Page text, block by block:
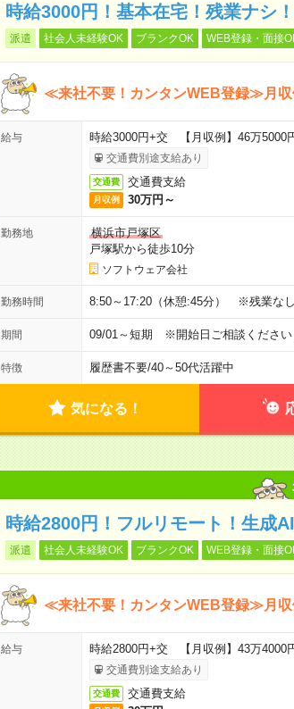
時給3000円！基本在宅！残業ナシ
派遣 社会人未経験OK ブランクOK WEB登録・面接
≪来社不要！カンタンWEB登録≫月収
給与 時給3000円+交 【月収例】46万5000
交通費別途支給あり
交通費 交通費支給
月収例 30万円～
勤務地
横浜市戸塚区
戸塚駅から徒歩10分
ソフトウェア会社
勤務時間 8:50～17:20（休憩:45分） ※残業なし
期間 09/01～短期 ※開始日ご相談ください
特徴 履歴書不要/40～50代活躍中
気になる！
時給2800円！フルリモート！生成
派遣 社会人未経験OK ブランクOK WEB登録・面接
≪来社不要！カンタンWEB登録≫月収
給与 時給2800円+交 【月収例】43万4000
交通費別途支給あり
交通費 交通費支給